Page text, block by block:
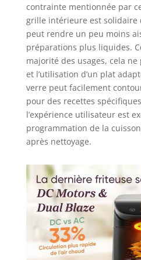
contrainte mentionnée par
grille intérieure est solidaire
peut rendre un peu moins
préparations plus liquides.
majorité des usages, cela
et l’utilisation d’un plat
verre peut facilement
pour des recettes
l’expérience utilisateur est
programmation de la
après nettoyage.